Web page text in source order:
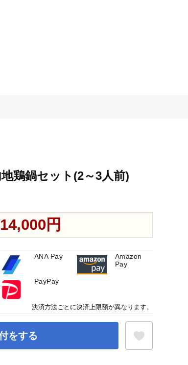
鶏鍋セット(2～3人前)
14,000円
をする
ANA Pay
Amazon
Pay
PayPay
決済方法ごとに決済上限額が異なります。